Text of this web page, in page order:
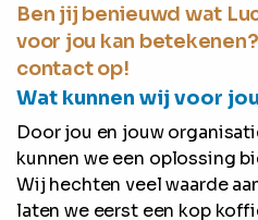
Ben jij benieuwd wat
voor jou kan
contact op!
Wat kunnen wij voor
Door jou en jouw
kunnen we een oplossing
Wij hechten veel waarde
laten we eerst een kop